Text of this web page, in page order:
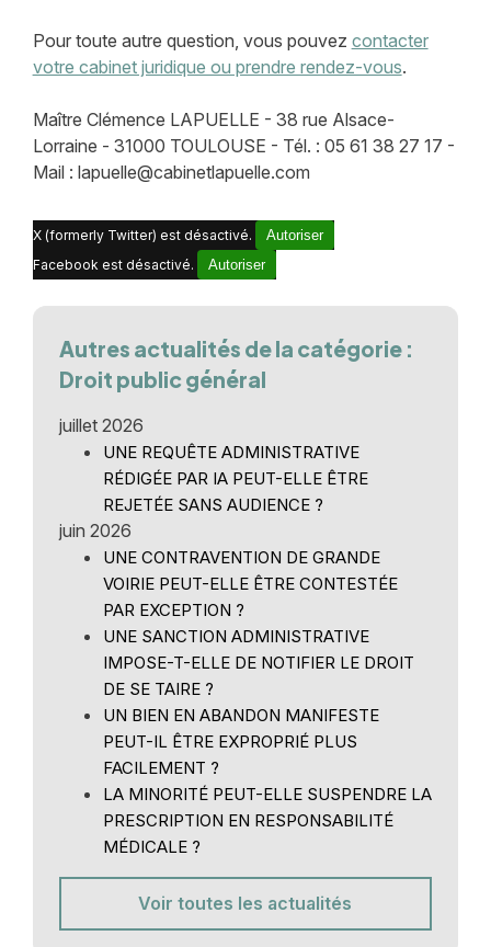
Pour toute autre question, vous pouvez contacter
votre cabinet juridique ou prendre rendez-vous.
Maître Clémence LAPUELLE - 38 rue Alsace-
Lorraine - 31000 TOULOUSE - Tél. : 05 61 38 27 17 -
Mail : lapuelle@cabinetlapuelle.com
X (formerly Twitter) est désactivé.
Autoriser
Facebook est désactivé.
Autoriser
Autres actualités de la catégorie :
Droit public général
juillet 2026
UNE REQUÊTE ADMINISTRATIVE
RÉDIGÉE PAR IA PEUT-ELLE ÊTRE
REJETÉE SANS AUDIENCE ?
juin 2026
UNE CONTRAVENTION DE GRANDE
VOIRIE PEUT-ELLE ÊTRE CONTESTÉE
PAR EXCEPTION ?
UNE SANCTION ADMINISTRATIVE
IMPOSE-T-ELLE DE NOTIFIER LE DROIT
DE SE TAIRE ?
UN BIEN EN ABANDON MANIFESTE
PEUT-IL ÊTRE EXPROPRIÉ PLUS
FACILEMENT ?
LA MINORITÉ PEUT-ELLE SUSPENDRE LA
PRESCRIPTION EN RESPONSABILITÉ
MÉDICALE ?
Voir toutes les actualités